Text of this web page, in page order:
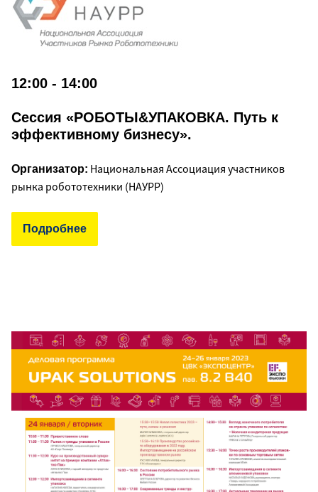
12:00 - 14:00
Сессия «РОБОТЫ&УПАКОВКА. Путь к
эффективному бизнесу».
Организатор: Национальная Ассоциация участников
рынка робототехники (НАУРР)
Подробнее